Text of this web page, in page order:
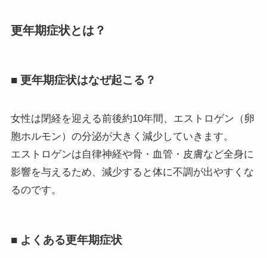
更年期症状とは？
■ 更年期症状はなぜ起こる？
女性は閉経を迎える前後約10年間、エストロゲン（卵
胞ホルモン）の分泌が大きく減少していきます。
エストロゲンは自律神経や骨・血管・皮膚など全身に
影響を与えるため、減少すると体に不調が出やすくな
るのです。
■ よくある更年期症状